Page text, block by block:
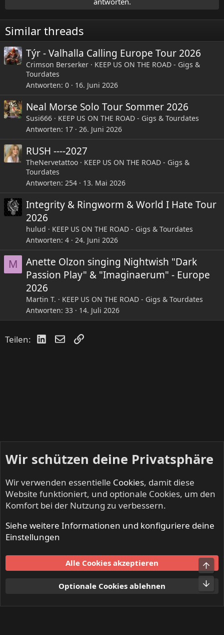
o
n
e
n
:
Similar threads
Týr - Valhalla Calling Europe Tour 2026
Crimson Berserker
KEEP US ON THE ROAD - Gigs &
Tourdates
Antworten 0 16. Juni 2026
Neal Morse Solo Tour Sommer 2026
Susi666
KEEP US ON THE ROAD - Gigs & Tourdates
Antworten 17 26. Juni 2026
RUSH ----2027
TheNervetattoo
KEEP US ON THE ROAD - Gigs &
Tourdates
Antworten 254 13. Mai 2026
Integrity & Ringworm & World I Hate Tour
2026
hulud
KEEP US ON THE ROAD - Gigs & Tourdates
Antworten 4 24. Juni 2026
M
Anette Olzon singing Nightwish "Dark
Passion Play" & "Imaginaerum" - Europe
2026
Martin T.
KEEP US ON THE ROAD - Gigs & Tourdates
Antworten 33 14. Juli 2026
Teilen: LinkedIn
E-MailLink
KEEP US ON THE ROAD - Gigs & Tourdates
Nutzungsbedingungen
Datenschutz
S
Wir schützen deine Privatsphäre
Wir verwenden essentielle Cookies, damit diese
Website funktioniert, und optionale Cookies, um den
Komfort bei der Nutzung zu verbessern.
Siehe weitere Informationen und konfiguriere deine
Einstellungen
Alle Cookies akzeptieren
Optionale Cookies ablehnen